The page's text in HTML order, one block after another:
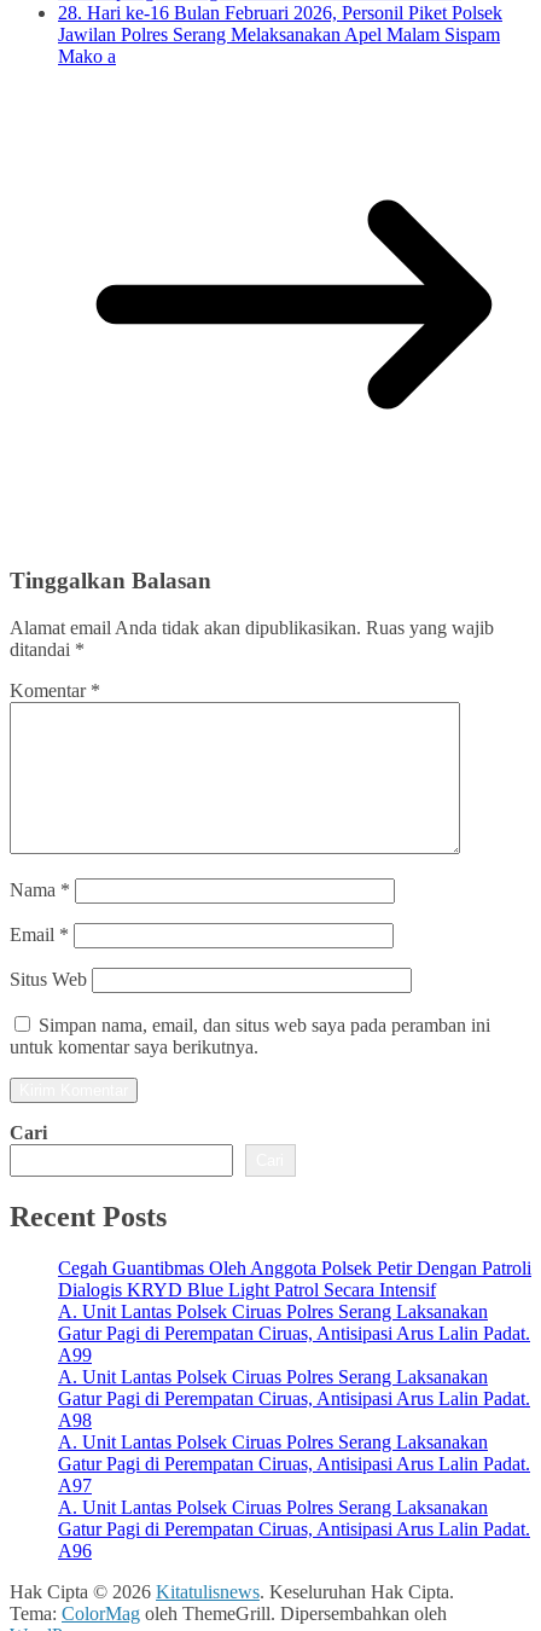
28. Hari ke-16 Bulan Februari 2026, Personil Piket Polsek
Jawilan Polres Serang Melaksanakan Apel Malam Sispam
Mako a
Tinggalkan Balasan
Alamat email Anda tidak akan dipublikasikan. Ruas yang wajib
ditandai *
Komentar *
Nama *
Email *
Situs Web
Simpan nama, email, dan situs web saya pada peramban ini
untuk komentar saya berikutnya.
Cari
Recent Posts
Cegah Guantibmas Oleh Anggota Polsek Petir Dengan Patroli
Dialogis KRYD Blue Light Patrol Secara Intensif
A. Unit Lantas Polsek Ciruas Polres Serang Laksanakan
Gatur Pagi di Perempatan Ciruas, Antisipasi Arus Lalin Padat.
A99
A. Unit Lantas Polsek Ciruas Polres Serang Laksanakan
Gatur Pagi di Perempatan Ciruas, Antisipasi Arus Lalin Padat.
A98
A. Unit Lantas Polsek Ciruas Polres Serang Laksanakan
Gatur Pagi di Perempatan Ciruas, Antisipasi Arus Lalin Padat.
A97
A. Unit Lantas Polsek Ciruas Polres Serang Laksanakan
Gatur Pagi di Perempatan Ciruas, Antisipasi Arus Lalin Padat.
A96
Hak Cipta © 2026 Kitatulisnews. Keseluruhan Hak Cipta.
Tema: ColorMag oleh ThemeGrill. Dipersembahkan oleh